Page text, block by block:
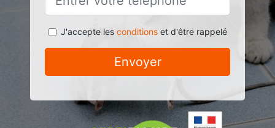
J'accepte les conditionset d'être rappelé
Envoyer